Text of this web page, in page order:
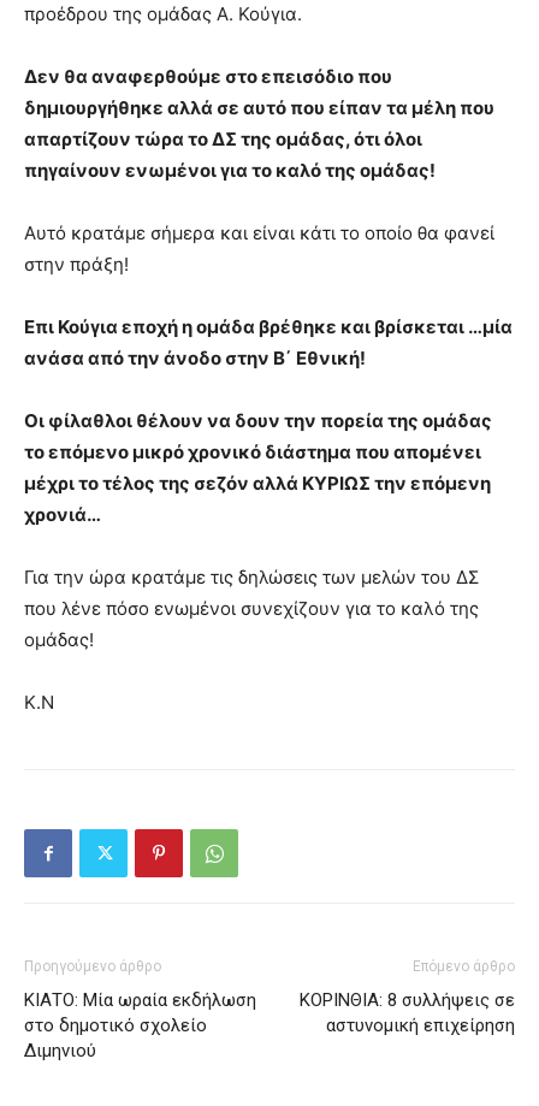
προέδρου της ομάδας Α. Κούγια.
Δεν θα αναφερθούμε στο επεισόδιο που
δημιουργήθηκε αλλά σε αυτό που είπαν τα μέλη που
απαρτίζουν τώρα το ΔΣ της ομάδας, ότι όλοι
πηγαίνουν ενωμένοι για το καλό της ομάδας!
Αυτό κρατάμε σήμερα και είναι κάτι το οποίο θα φανεί
στην πράξη!
Επι Κούγια εποχή η ομάδα βρέθηκε και βρίσκεται …μία
ανάσα από την άνοδο στην Β΄ Εθνική!
Οι φίλαθλοι θέλουν να δουν την πορεία της ομάδας
το επόμενο μικρό χρονικό διάστημα που απομένει
μέχρι το τέλος της σεζόν αλλά ΚΥΡΙΩΣ την επόμενη
χρονιά…
Για την ώρα κρατάμε τις δηλώσεις των μελών του ΔΣ
που λένε πόσο ενωμένοι συνεχίζουν για το καλό της
ομάδας!
K.N
Προηγούμενο άρθρο
ΚΙΑΤΟ: Μία ωραία εκδήλωση
στο δημοτικό σχολείο
Διμηνιού
Επόμενο άρθρο
ΚΟΡΙΝΘΙΑ: 8 συλλήψεις σε
αστυνομική επιχείρηση